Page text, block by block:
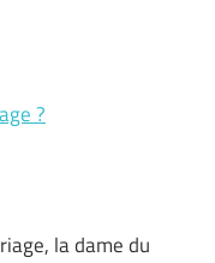
?
la dame du